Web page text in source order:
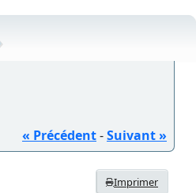
« Précédent-Suivant »
Imprimer